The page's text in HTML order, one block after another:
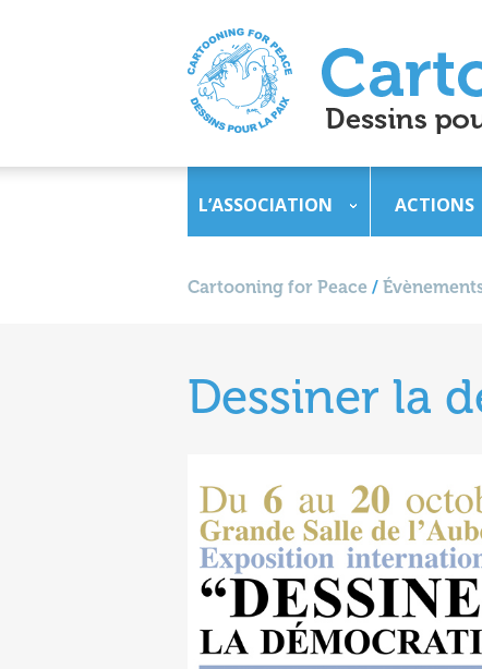
L’ASSOCIATION ACTIONS
Cartooning for Peace /
Dessiner la